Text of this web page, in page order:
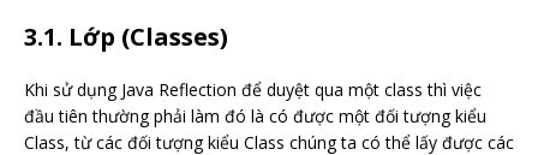
3.1. Lớp (Classes)
Khi sử dụng Java Reflection để duyệt qua một class thì việc
đầu tiên thường phải làm đó là có được một đối tượng kiểu
Class, từ các đối tượng kiểu Class chúng ta có thể lấy được các